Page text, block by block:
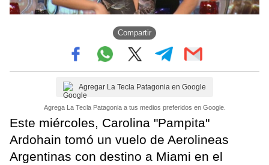
Compartir
Agregar La Tecla Patagonia en Google
Agrega La Tecla Patagonia a tus medios preferidos en Google.
Este miércoles, Carolina "Pampita"
Ardohain tomó un vuelo de Aerolineas
Argentinas con destino a Miami en el